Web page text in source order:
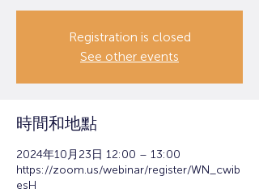
Registration is closed
See other events
時間和地點
2024年10月23日 12:00 – 13:00
https://zoom.us/webinar/register/WN_cwib
esH